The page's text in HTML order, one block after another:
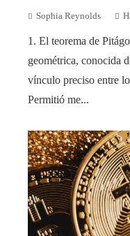
Sophia Reynolds
1. El teorema de
geométrica, conocida
vínculo preciso entre
Permitió me...